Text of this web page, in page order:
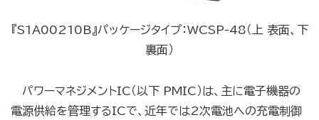
『S1A00210B』パッケージタイプ：WCSP-48（上 表面、下
裏面）
パワーマネジメントIC（以下 PMIC）は、主に電子機器の
電源供給を管理するICで、近年では2次電池への充電制御